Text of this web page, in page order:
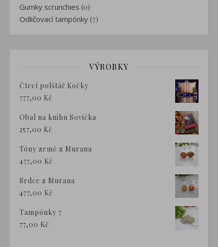
Gumky scrunchies (0)
Odličovací tampónky (7)
VÝROBKY
Čtecí polštář Kočky
777,00 Kč
Obal na knihu Sovička
257,00 Kč
Tóny země z Murana
477,00 Kč
Srdce z Murana
477,00 Kč
Tampónky 7
77,00 Kč